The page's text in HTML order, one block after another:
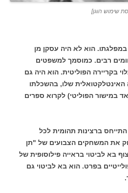
שימוש הוגן]
במפלגתו. הוא לא היה עסקן מן
רבים. כמוסמך למשפטים
בקריירה הפוליטית. הוא היה גם
שלו, בהשכלתו
במישור הפוליטי) לקרוא ספרים
התייחס ברצינות תהומית לכל
את המשחקים הצבועים של "תן
בא לביטוי בראייה פילוסופית של
בפרט. הוא בא לביטוי גם